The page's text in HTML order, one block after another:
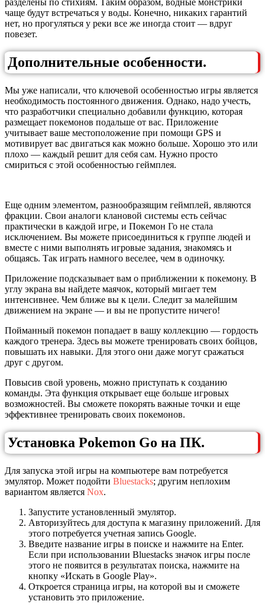
разделены по стихиям. Таким образом, водные монстрики
чаще будут встречаться у воды. Конечно, никаких гарантий
нет, но прогуляться у реки все же иногда стоит — вдруг
повезет.
Дополнительные особенности.
Мы уже написали, что ключевой особенностью игры является
необходимость постоянного движения. Однако, надо учесть,
что разработчики специально добавили функцию, которая
размещает покемонов подальше от вас. Приложение
учитывает ваше местоположение при помощи GPS и
мотивирует вас двигаться как можно больше. Хорошо это или
плохо — каждый решит для себя сам. Нужно просто
смириться с этой особенностью геймплея.
Еще одним элементом, разнообразящим геймплей, являются
фракции. Свои аналоги клановой системы есть сейчас
практически в каждой игре, и Покемон Го не стала
исключением. Вы можете присоединиться к группе людей и
вместе с ними выполнять игровые задания, знакомясь и
общаясь. Так играть намного веселее, чем в одиночку.
Приложение подсказывает вам о приближении к покемону. В
углу экрана вы найдете маячок, который мигает тем
интенсивнее. Чем ближе вы к цели. Следит за малейшим
движением на экране — и вы не пропустите ничего!
Пойманный покемон попадает в вашу коллекцию — гордость
каждого тренера. Здесь вы можете тренировать своих бойцов,
повышать их навыки. Для этого они даже могут сражаться
друг с другом.
Повысив свой уровень, можно приступать к созданию
команды. Эта функция открывает еще больше игровых
возможностей. Вы сможете покорять важные точки и еще
эффективнее тренировать своих покемонов.
Установка Pokemon Go на ПК.
Для запуска этой игры на компьютере вам потребуется
эмулятор. Может подойти Bluestacks; другим неплохим
вариантом является Nox.
Запустите установленный эмулятор.
Авторизуйтесь для доступа к магазину приложений. Для
этого потребуется учетная запись Google.
Введите название игры в поиске и нажмите на Enter.
Если при использовании Bluestacks значок игры после
этого не появится в результатах поиска, нажмите на
кнопку «Искать в Google Play».
Откроется страница игры, на которой вы и сможете
установить это приложение.